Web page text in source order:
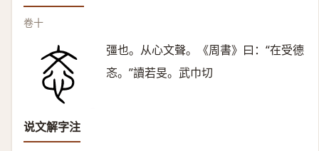
卷十
彊也。从心文聲。《周書》曰：“在受德
忞。”讀若旻。武巾切
说文解字注